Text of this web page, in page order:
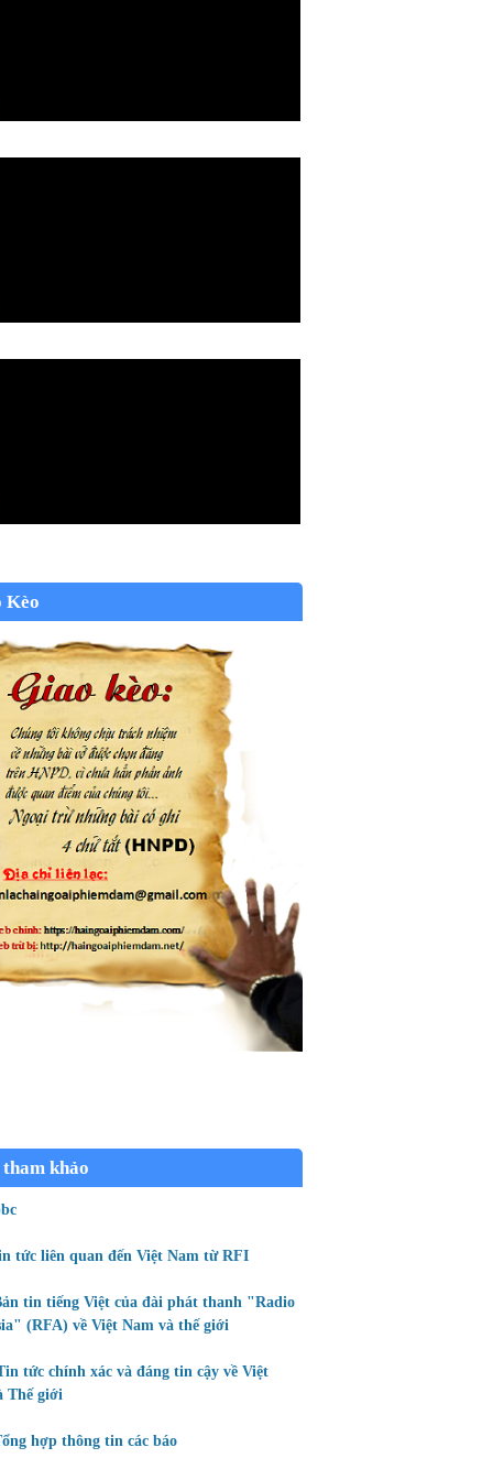
Kèo
tham khảo
tức liên quan đến Việt Nam từ RFI
tin tiếng Việt của đài phát thanh "Radio
(RFA) về Việt Nam và thế giới
tức chính xác và đáng tin cậy về Việt
Thế giới
hợp thông tin các báo